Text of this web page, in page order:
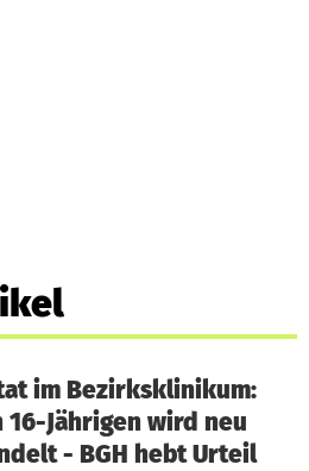
im Bezirksklinikum:
16-Jährigen wird neu
- BGH hebt Urteil